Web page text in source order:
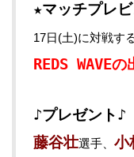
★マッチプレ
17日(土)に対戦す
REDS WAVE
♪プレゼント♪
藤谷壮選手、 小